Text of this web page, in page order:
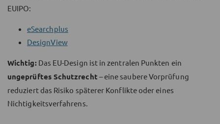
EUIPO:
eSearchplus
DesignView
Wichtig: Das EU-Design ist in zentralen Punkten ein
ungeprüftes Schutzrecht – eine saubere Vorprüfung
reduziert das Risiko späterer Konflikte oder eines
Nichtigkeitsverfahrens.